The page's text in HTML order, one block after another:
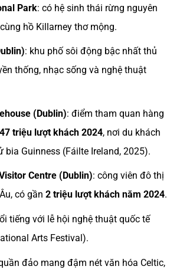
Park: có hệ sinh thái rừng nguyên
hồ Killarney thơ mộng.
: khu phố sôi động bậc nhất thủ
thống, nhạc sống và nghệ thuật
(Dublin): điểm tham quan hàng
triệu lượt khách 2024, nơi du khách
bia Guinness (Fáilte Ireland, 2025).
Centre (Dublin): công viên đô thị
có gần 2 triệu lượt khách năm 2024.
tiếng với lễ hội nghệ thuật quốc tế
Arts Festival).
đảo mang đậm nét văn hóa Celtic,